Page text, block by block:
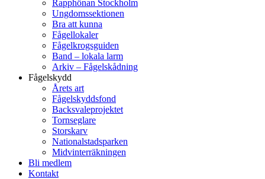
Rapphönan Stockholm
Ungdomssektionen
Bra att kunna
Fågellokaler
Fågelkrogsguiden
Band – lokala larm
Arkiv – Fågelskådning
Fågelskydd
Årets art
Fågelskyddsfond
Backsvaleprojektet
Tornseglare
Storskarv
Nationalstadsparken
Midvinterräkningen
Bli medlem
Kontakt